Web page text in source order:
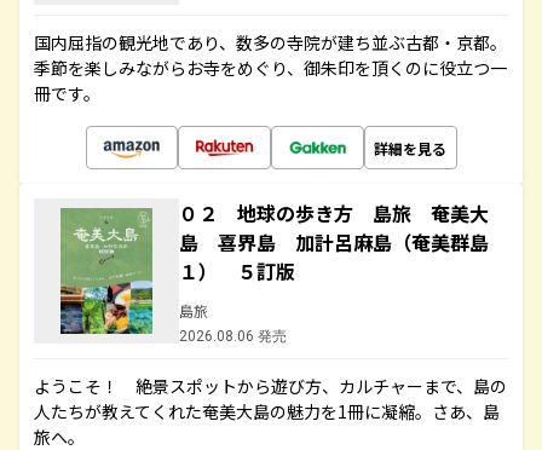
国内屈指の観光地であり、数多の寺院が建ち並ぶ古都・京都。
季節を楽しみながらお寺をめぐり、御朱印を頂くのに役立つ一
冊です。
詳細を見る
０２ 地球の歩き方 島旅 奄美大
島 喜界島 加計呂麻島（奄美群島
１） ５訂版
島旅
2026.08.06 発売
ようこそ！ 絶景スポットから遊び方、カルチャーまで、島の
人たちが教えてくれた奄美大島の魅力を1冊に凝縮。さあ、島
旅へ。